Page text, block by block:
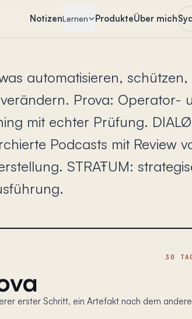
NotizenLernen ProdukteÜber mich
automatisieren,
Prova: Operator-
mit echter Prüfung.
Podcasts mit Review
STRAŦUM:
30
erster Schritt, ein Artefakt nach dem